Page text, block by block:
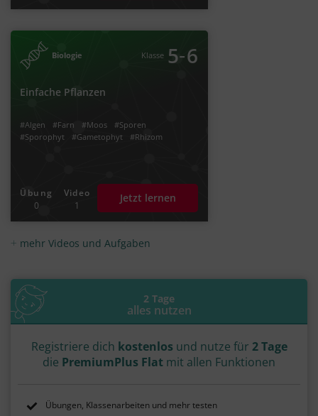
Biologie Klasse 5‐6
Einfache Pflanzen
#Algen #Farn #Moos
#Sporen
#Sporophyt
#Gametophyt #Rhizom
Übung
0
Video
1
Jetzt lernen
mehr Videos und Aufgaben
2 Tage
alles nutzen
Registriere dich kostenlos und nutze für 2 Tage
die PremiumPlus Flat mit allen Funktionen
Übungen, Klassenarbeiten und mehr testen